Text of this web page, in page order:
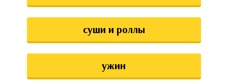
суши и роллы
ужин